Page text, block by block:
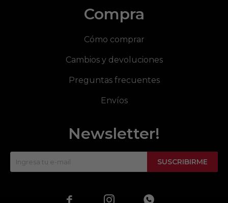
Compra
Cómo comprar
Cambios y devoluciones
Preguntas frecuentes
Envíos
Newsletter!
SUSCRIBIRME
  